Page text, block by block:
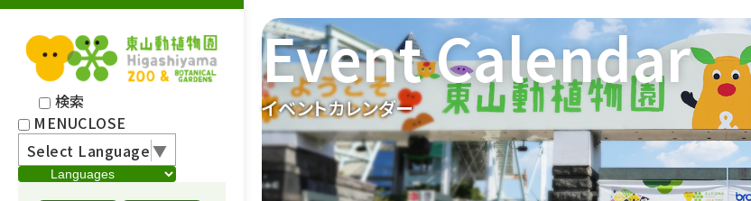
検索
MENUCLOSE
Select Language▼
イベントカレンダー
Event Calendar